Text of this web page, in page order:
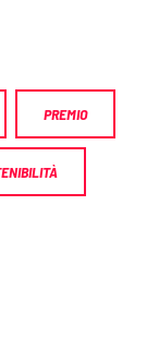
PREMIO